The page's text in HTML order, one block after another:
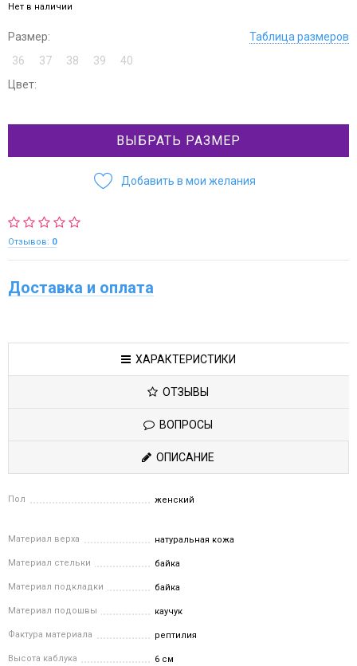
Нет в наличии
Размер:
Таблица размеров
36
37 38 39
40
Цвет:
ВЫБРАТЬ РАЗМЕР
Добавить в мои желания
Отзывов: 0
Доставка и оплата
ХАРАКТЕРИСТИКИ
ОТЗЫВЫ
ВОПРОСЫ
ОПИСАНИЕ
Пол женский
Материал верха натуральная кожа
Материал стельки байка
Материал подкладки байка
Материал подошвы каучук
Фактура материала рептилия
Высота каблука 6 см